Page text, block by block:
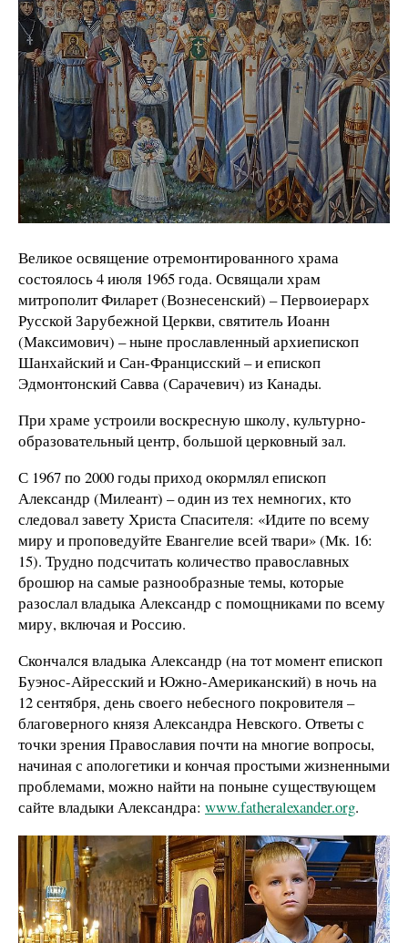
Великое освящение отремонтированного храма
состоялось 4 июля 1965 года. Освящали храм
митрополит Филарет (Вознесенский) – Первоиерарх
Русской Зарубежной Церкви, святитель Иоанн
(Максимович) – ныне прославленный архиепископ
Шанхайский и Сан-Францисский – и епископ
Эдмонтонский Савва (Сарачевич) из Канады.
При храме устроили воскресную школу, культурно-
образовательный центр, большой церковный зал.
С 1967 по 2000 годы приход окормлял епископ
Александр (Милеант) – один из тех немногих, кто
следовал завету Христа Спасителя: «Идите по всему
миру и проповедуйте Евангелие всей твари» (Мк. 16:
15). Трудно подсчитать количество православных
брошюр на самые разнообразные темы, которые
разослал владыка Александр с помощниками по всему
миру, включая и Россию.
Скончался владыка Александр (на тот момент епископ
Буэнос-Айресский и Южно-Американский) в ночь на
12 сентября, день своего небесного покровителя –
благоверного князя Александра Невского. Ответы с
точки зрения Православия почти на многие вопросы,
начиная с апологетики и кончая простыми жизненными
проблемами, можно найти на поныне существующем
сайте владыки Александра: www.fatheralexander.org.